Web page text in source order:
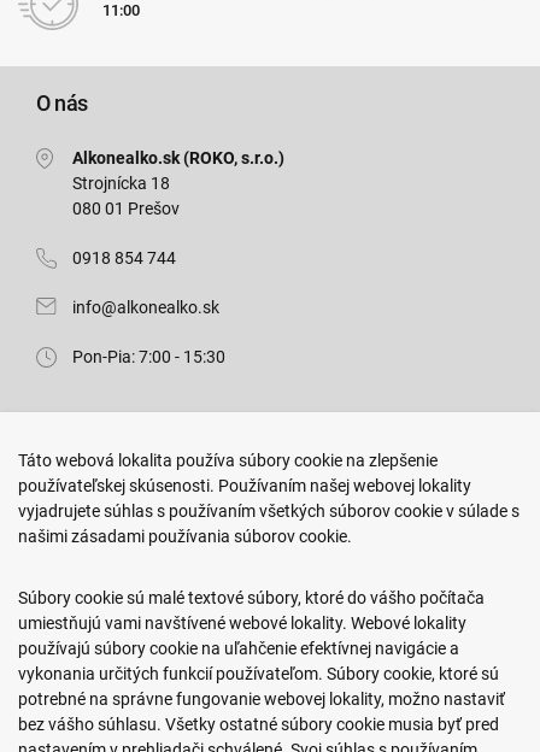
11:00
O nás
Alkonealko.sk (ROKO, s.r.o.)
Strojnícka 18
080 01 Prešov
0918 854 744
info@alkonealko.sk
Pon-Pia: 7:00 - 15:30
Arm. gen. Svobodu 23/A
080 01 Prešov
0917 466 578
sekcovpredajna@doroka.sk
Pon-Ned: 9:00 - 20:00
Táto webová lokalita používa súbory cookie na zlepšenie
používateľskej skúsenosti. Používaním našej webovej lokality
vyjadrujete súhlas s používaním všetkých súborov cookie v súlade s
našimi zásadami používania súborov cookie.
Súbory cookie sú malé textové súbory, ktoré do vášho počítača
umiestňujú vami navštívené webové lokality. Webové lokality
používajú súbory cookie na uľahčenie efektívnej navigácie a
vykonania určitých funkcií používateľom. Súbory cookie, ktoré sú
potrebné na správne fungovanie webovej lokality, možno nastaviť
bez vášho súhlasu. Všetky ostatné súbory cookie musia byť pred